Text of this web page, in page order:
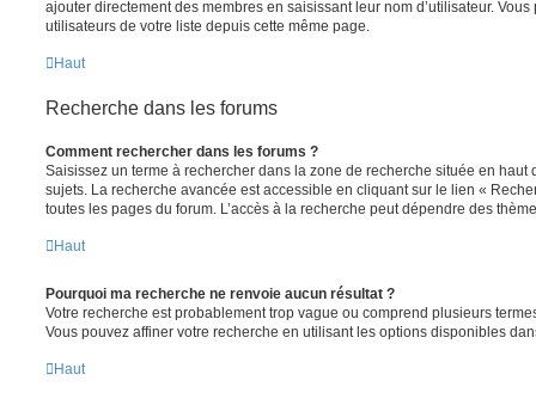
ajouter directement des membres en saisissant leur nom d’utilisateur.
utilisateurs de votre liste depuis cette même page.
Haut
Recherche dans les forums
Comment rechercher dans les forums ?
Saisissez un terme à rechercher dans la zone de recherche située en haut
sujets. La recherche avancée est accessible en cliquant sur le lien «
toutes les pages du forum. L’accès à la recherche peut dépendre des
Haut
Pourquoi ma recherche ne renvoie aucun résultat ?
Votre recherche est probablement trop vague ou comprend plusieurs
Vous pouvez affiner votre recherche en utilisant les options disponibles
Haut